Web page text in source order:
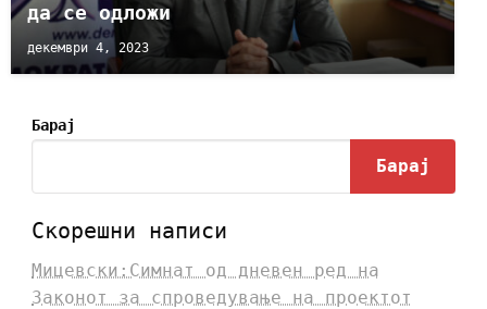
да се одложи
декември 4, 2023
Барај
Барај
Скорешни написи
Мицевски:Симнат од дневен ред на
Законот за спроведување на проектот